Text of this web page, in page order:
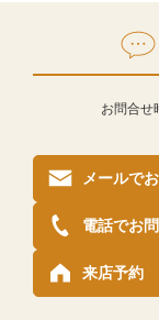
お問合せ
メールで
来店予約
電話でお